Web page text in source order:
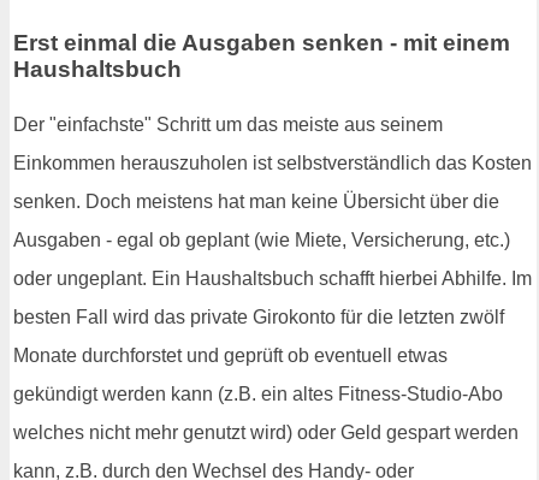
Erst einmal die Ausgaben senken - mit einem
Haushaltsbuch
Der "einfachste" Schritt um das meiste aus seinem
Einkommen herauszuholen ist selbstverständlich das Kosten
senken. Doch meistens hat man keine Übersicht über die
Ausgaben - egal ob geplant (wie Miete, Versicherung, etc.)
oder ungeplant. Ein Haushaltsbuch schafft hierbei Abhilfe. Im
besten Fall wird das private Girokonto für die letzten zwölf
Monate durchforstet und geprüft ob eventuell etwas
gekündigt werden kann (z.B. ein altes Fitness-Studio-Abo
welches nicht mehr genutzt wird) oder Geld gespart werden
kann, z.B. durch den Wechsel des Handy- oder